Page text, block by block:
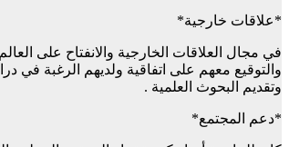
*علاقات خارجية*
في مجال العلاقات الخارجية والانفتاح على
والتوقيع معهم على اتفاقية ولديهم الرغبة في
وتقديم البحوث العلمية .
*دعم المجتمع*